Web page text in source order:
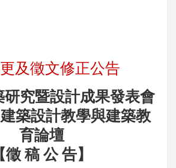
及徵文修正公告
究暨設計成果發表會
築設計教學與建築教
育論壇
【徵 稿 公 告】